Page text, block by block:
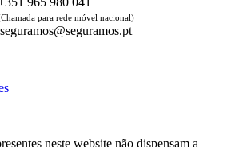
para rede móvel nacional)
seguramos@seguramos.pt
neste website não dispensam a